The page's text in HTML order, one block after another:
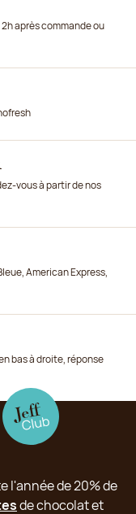
après commande ou
vous à partir de nos
American Express,
bas à droite, réponse
l'année de 20% de
de chocolat et